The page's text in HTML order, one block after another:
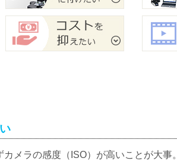
メラの感度（ISO）が高いことが大事。